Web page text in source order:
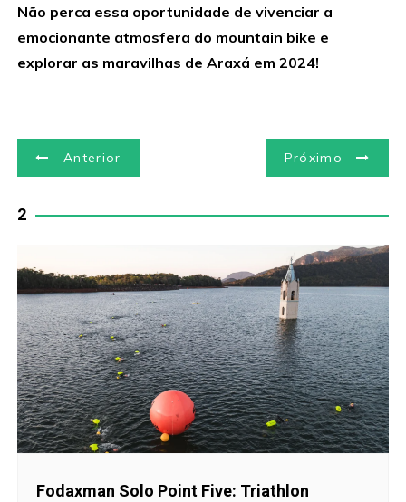
Não perca essa oportunidade de vivenciar a
emocionante atmosfera do mountain bike e
explorar as maravilhas de Araxá em 2024!
N
e
g
a
ç
ã
Anterior Próximo
2
Fodaxman Solo Point Five: Triathlon